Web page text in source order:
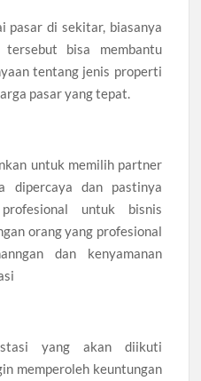
pasar di sekitar, biasanya
bisa membantu
tentang jenis properti
pasar yang tepat.
untuk memilih partner
dipercaya dan pastinya
untuk bisnis
orang yang profesional
dan kenyamanan
yang akan diikuti
memperoleh keuntungan